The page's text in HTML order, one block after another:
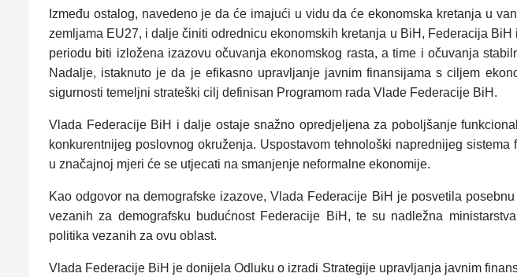
Između ostalog, navedeno je da će imajući u vidu da će ekonomska kretanja u
zemljama EU27, i dalje činiti odrednicu ekonomskih kretanja u BiH, Federacija BiH
periodu biti izložena izazovu očuvanja ekonomskog rasta, a time i očuvanja
Nadalje, istaknuto je da je efikasno upravljanje javnim finansijama s ciljem
sigurnosti temeljni strateški cilj definisan Programom rada Vlade Federacije BiH.
Vlada Federacije BiH i dalje ostaje snažno opredjeljena za poboljšanje
konkurentnijeg poslovnog okruženja. Uspostavom tehnološki naprednijeg
u značajnoj mjeri će se utjecati na smanjenje neformalne ekonomije.
Kao odgovor na demografske izazove, Vlada Federacije BiH je posvetila
vezanih za demografsku budućnost Federacije BiH, te su nadležna
politika vezanih za ovu oblast.
Vlada Federacije BiH je donijela Odluku o izradi Strategije upravljanja javnim